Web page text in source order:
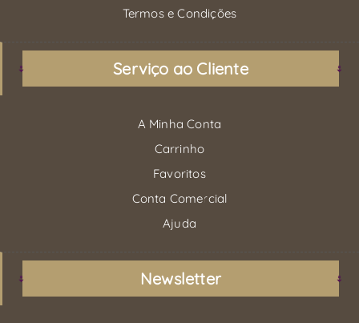
Termos e Condições
Serviço ao Cliente
A Minha Conta
Carrinho
Favoritos
Conta Comercial
Ajuda
Newsletter